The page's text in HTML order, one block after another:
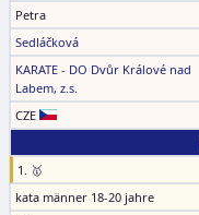
Petra
Sedláčková
KARATE - DO Dvůr Králové nad
Labem, z.s.
CZE
1. 🥇
kata männer 18-20 jahre